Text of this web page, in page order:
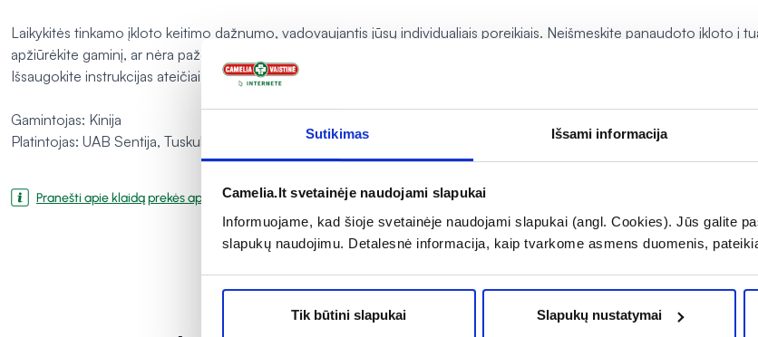
Sutikimas Išsami informacija
Camelia.lt svetainėje naudojami slapukai
Informuojame, kad šioje svetainėje naudojami slapukai (angl. Cookies). Jūs galite
slapukų naudojimu. Detalesnė informacija, kaip tvarkome asmens duomenis,
Tik būtini slapukai Slapukų nustatymai
Laikykitės tinkamo įkloto keitimo dažnumo, vadovaujantis jūsų individualiais poreikiais. Neišmeskite panaudoto įkloto į
apžiūrėkite gaminį, ar nėra pažeidimų. Nenaudokite, jei matote pažeidimus. Nelaikykite drėgnoje vietoje. Laikykite
Išsaugokite instrukcijas ateičiai. Spalvos ir dizainas gali skirtis nuo nurodytų ant pakuotės ar instrukcijose.
Gamintojas: Kinija
Platintojas: UAB Sentija, Tuskulėnų 13A-22, Vilnius, Lietuva
Pranešti apie klaidą prekės aprašyme